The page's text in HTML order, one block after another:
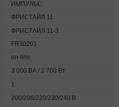
ИМПУЛЬС
ФРИСТАЙЛ 11
ФРИСТАЙЛ 11-3
FR30201
on-line
3 000 ВА / 2 700 Вт
1
200/208/220/230/240 В